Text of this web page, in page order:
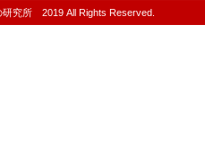
究所 2019 All Rights Reserved.